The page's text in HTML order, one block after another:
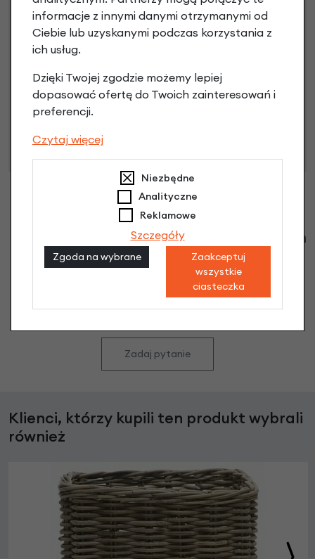
Poznaj szczegóły
Niniejsza propozycja nie stanowi oferty w rozumieniu art.
66 Kodeksu Cywilnego. Ostateczna decyzja o warunkach
zdolności kredytowej.
Klienci zadali następujące pytania o ten
produkt
Nikt wcześniej niemiał pytań do tego produktu? A Ty o
Zadaj pytanie
Klienci, którzy kupili ten produkt wybrali
również
informacje z innymi danymi otrzymanymi od
Ciebie lub uzyskanymi podczas korzystania z
ich usług.
Dzięki Twojej zgodzie możemy lepiej
dopasować ofertę do Twoich zainteresowań i
preferencji.
Czytaj więcej
Niezbędne
Analityczne
Reklamowe
Szczegóły
Zgoda na wybrane
Zaakceptuj
wszystkie
ciasteczka